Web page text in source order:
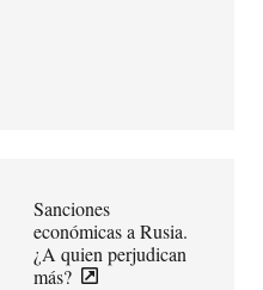
Sanciones
económicas a Rusia.
¿A quien perjudican
más?